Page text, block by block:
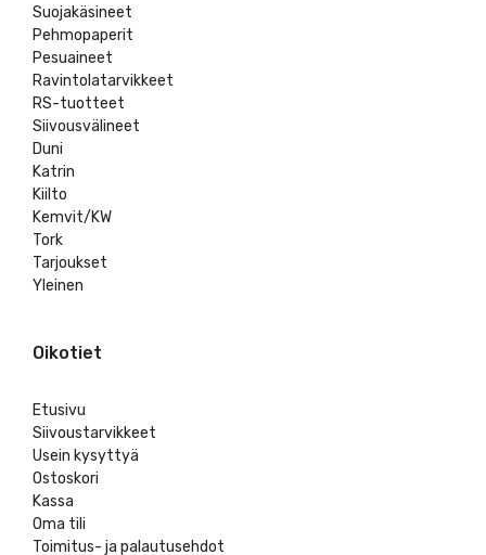
Suojakäsineet
Pehmopaperit
Pesuaineet
Ravintolatarvikkeet
RS-tuotteet
Siivousvälineet
Duni
Katrin
Kiilto
Kemvit/KW
Tork
Tarjoukset
Yleinen
Oikotiet
Etusivu
Siivoustarvikkeet
Usein kysyttyä
Ostoskori
Kassa
Oma tili
Toimitus- ja palautusehdot